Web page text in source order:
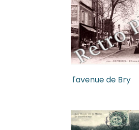
l'avenue de Bry